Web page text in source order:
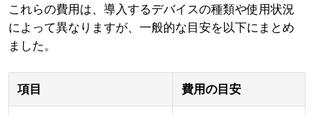
これらの費用は、導入するデバイスの種類や使用状況
によって異なりますが、一般的な目安を以下にまとめ
ました。
項目 費用の目安